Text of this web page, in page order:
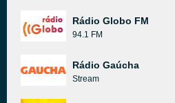
Rádio Globo FM
94.1 FM
Rádio Gaúcha
Stream